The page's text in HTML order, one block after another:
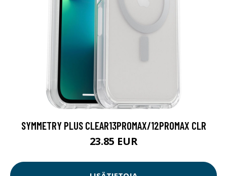
SYMMETRY PLUS CLEAR13PROMAX/12PROMAX CLR
23.85 EUR